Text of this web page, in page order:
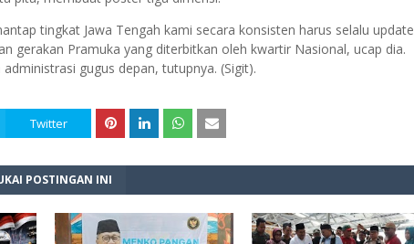
tingkat Jawa Tengah kami secara konsisten harus selalu update
gerakan Pramuka yang diterbitkan oleh kwartir Nasional, ucap dia.
gugus depan, tutupnya. (Sigit).
Twitter
POSTINGAN INI